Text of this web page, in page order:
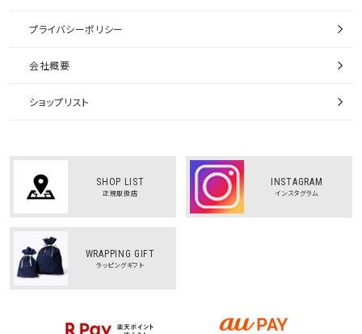
プライバシーポリシー
会社概要
ショップリスト
SHOP LIST
正規取扱店
INSTAGRAM
インスタグラム
WRAPPING GIFT
ラッピングギフト